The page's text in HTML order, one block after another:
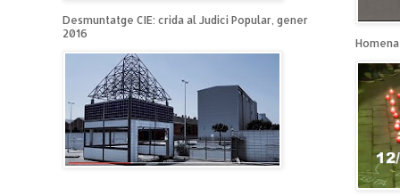
Desmuntatge CIE: crida al Judici Popular, gener
2016